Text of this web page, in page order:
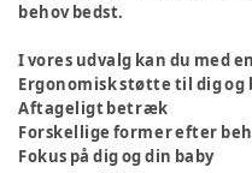
behov bedst.
I vores udvalg kan du med
Ergonomisk støtte til dig og
Aftageligt betræk
Forskellige former efter
Fokus på dig og din baby